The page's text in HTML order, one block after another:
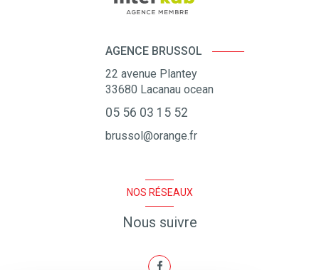
AGENCE BRUSSOL
22 avenue Plantey
33680 Lacanau ocean
05 56 03 15 52
brussol@orange.fr
NOS RÉSEAUX
Nous suivre